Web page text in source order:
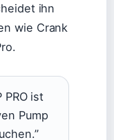
ihn
wie Crank
PRO ist
Pump